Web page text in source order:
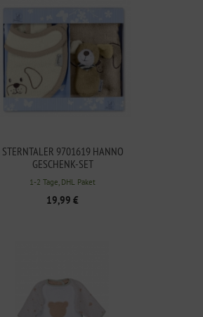
STERNTALER 9701619 HANNO
GESCHENK-SET
1-2 Tage, DHL Paket
19,99 €